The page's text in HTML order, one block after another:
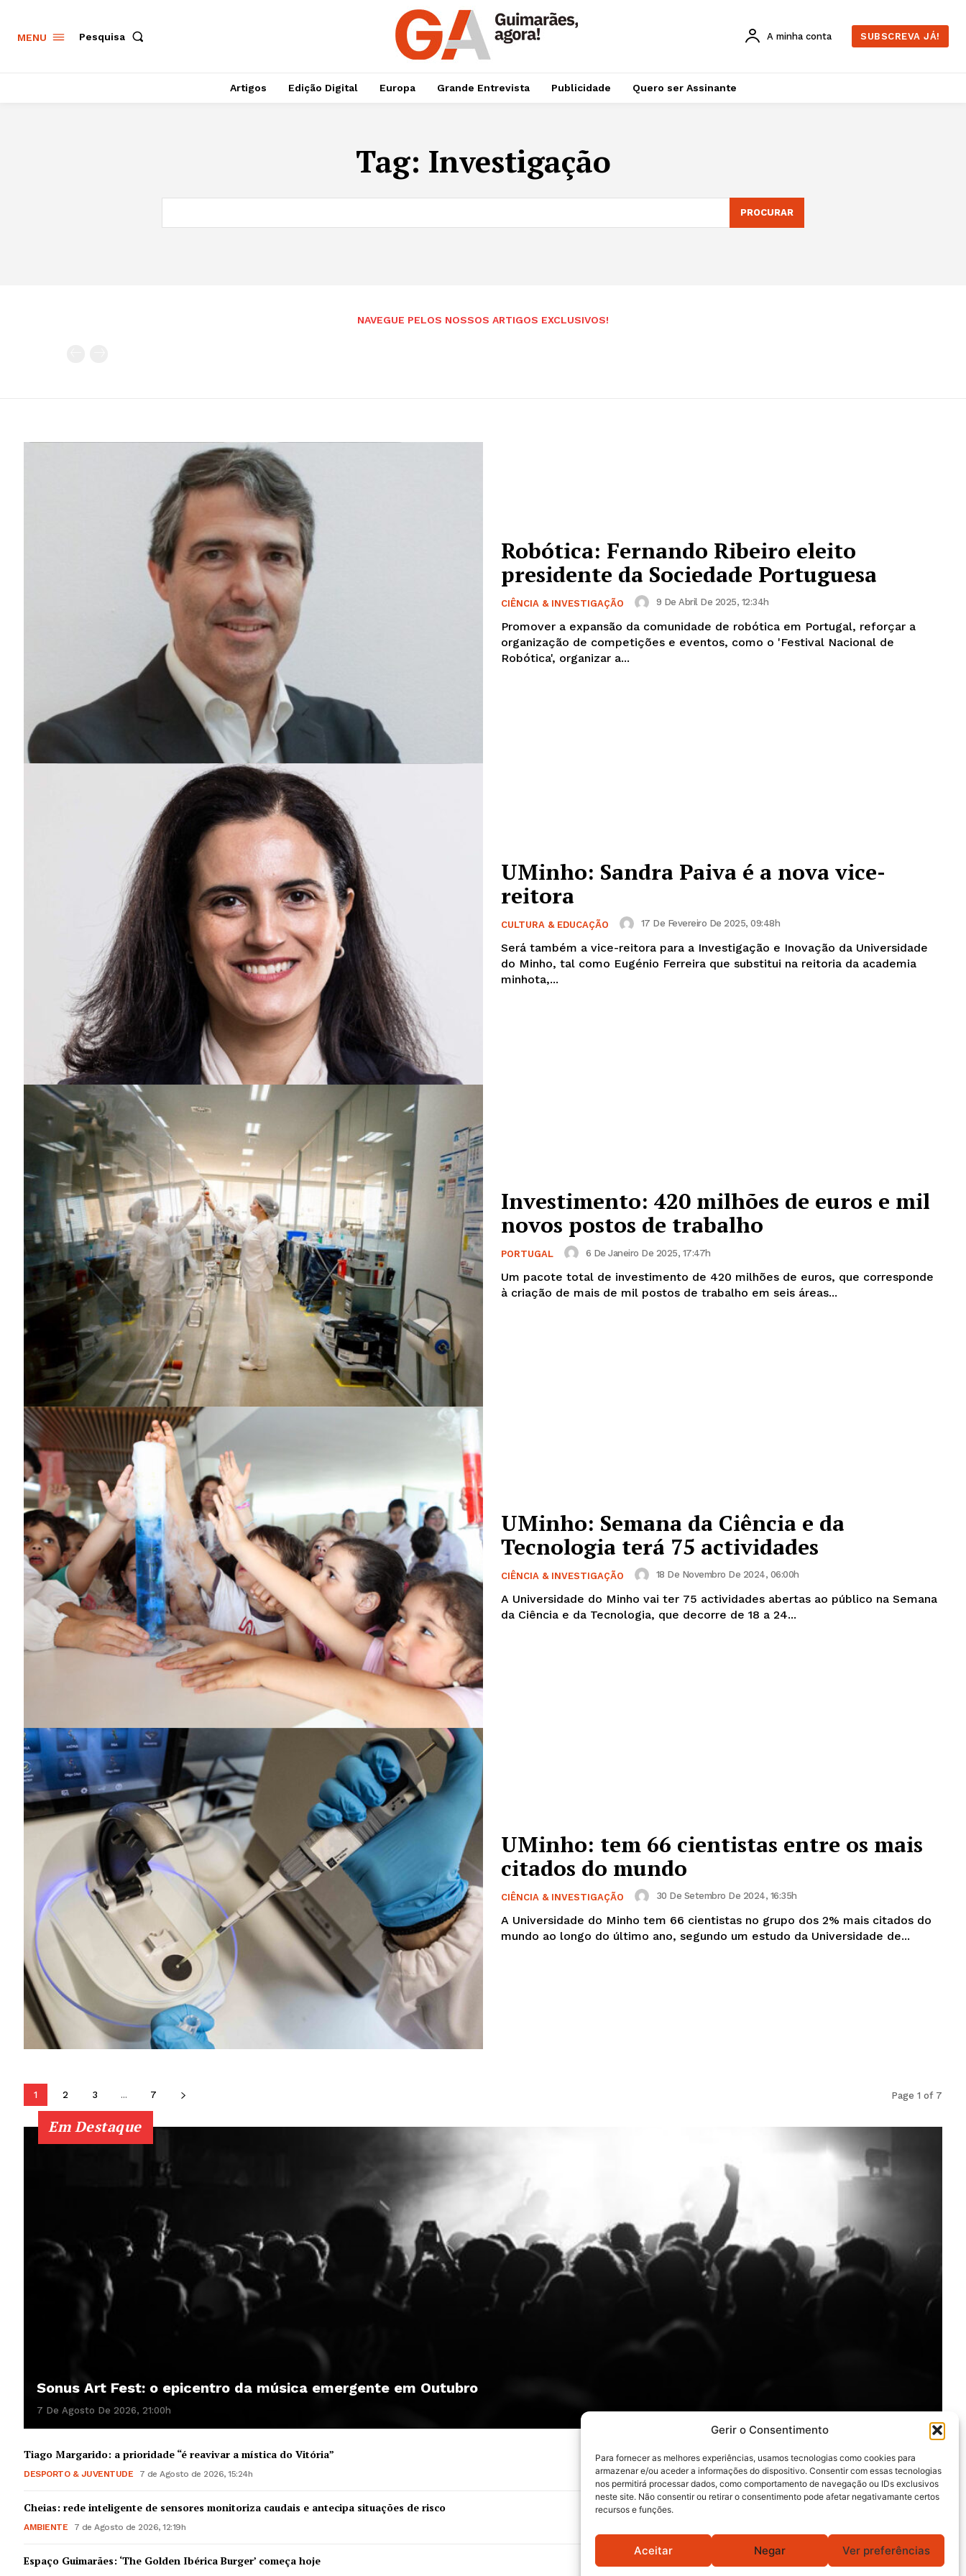
Guimarães, agora!
SUBSCREVA JÁ!
Institucional
Artigos
Edição Digital
Publicidade
Gerir o Consentimento
Para fornecer as melhores experiências, usamos tecnologias como cookies para
armazenar e/ou aceder a informações do dispositivo. Consentir com essas tecnologias
nos permitirá processar dados, como comportamento de navegação ou IDs exclusivos
neste site. Não consentir ou retirar o consentimento pode afetar negativamante certos
recursos e funções.
Aceitar Negar Ver preferências
MENU Pesquisa A minha conta SUBSCREVA JÁ!
Artigos Edição Digital Europa Grande Entrevista Publicidade Quero ser Assinante
Tag: Investigação
PROCURAR
NAVEGUE PELOS NOSSOS ARTIGOS EXCLUSIVOS!
Robótica: Fernando Ribeiro eleito
presidente da Sociedade Portuguesa
CIÊNCIA & INVESTIGAÇÃO 9 De Abril De 2025, 12:34h
Promover a expansão da comunidade de robótica em Portugal, reforçar a
organização de competições e eventos, como o 'Festival Nacional de
Robótica', organizar a...
UMinho: Sandra Paiva é a nova vice-
reitora
CULTURA & EDUCAÇÃO 17 De Fevereiro De 2025, 09:48h
Será também a vice-reitora para a Investigação e Inovação da Universidade
do Minho, tal como Eugénio Ferreira que substitui na reitoria da academia
minhota,...
Investimento: 420 milhões de euros e mil
novos postos de trabalho
PORTUGAL 6 De Janeiro De 2025, 17:47h
Um pacote total de investimento de 420 milhões de euros, que corresponde
à criação de mais de mil postos de trabalho em seis áreas...
UMinho: Semana da Ciência e da
Tecnologia terá 75 actividades
CIÊNCIA & INVESTIGAÇÃO 18 De Novembro De 2024, 06:00h
A Universidade do Minho vai ter 75 actividades abertas ao público na Semana
da Ciência e da Tecnologia, que decorre de 18 a 24...
UMinho: tem 66 cientistas entre os mais
citados do mundo
CIÊNCIA & INVESTIGAÇÃO 30 De Setembro De 2024, 16:35h
A Universidade do Minho tem 66 cientistas no grupo dos 2% mais citados do
mundo ao longo do último ano, segundo um estudo da Universidade de...
1 2 3 ... 7 Page 1 of 7
Em Destaque
Sonus Art Fest: o epicentro da música emergente em Outubro
7 De Agosto De 2026, 21:00h
Tiago Margarido: a prioridade “é reavivar a mística do Vitória”
DESPORTO & JUVENTUDE 7 de Agosto de 2026, 15:24h
Cheias: rede inteligente de sensores monitoriza caudais e antecipa situações de risco
AMBIENTE 7 de Agosto de 2026, 12:19h
Espaço Guimarães: ‘The Golden Ibérica Burger’ começa hoje